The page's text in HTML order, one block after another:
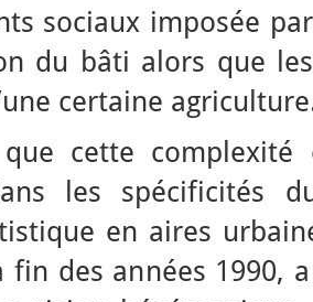
sociaux imposée
du bâti alors que
certaine
cette
les spécificités
en aires
fin des années 1990,